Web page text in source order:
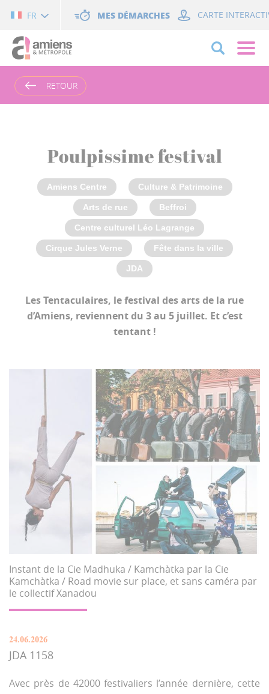
FR MES DÉMARCHES CARTE
RETOUR
Poulpissime festival
Amiens Centre Culture & Patrimoine
Arts de rue Beffroi
Centre culturel Léo Lagrange
Cirque Jules Verne Fête dans la ville
JDA
Les Tentaculaires, le festival des arts de la rue
d’Amiens, reviennent du 3 au 5 juillet. Et c’est
tentant !
Instant de la Cie Madhuka / Kamchàtka par la Cie
Kamchàtka / Road movie sur place, et sans caméra par
le collectif Xanadou
24.06.2026
JDA 1158
Avec près de 42000 festivaliers l’année dernière, cette